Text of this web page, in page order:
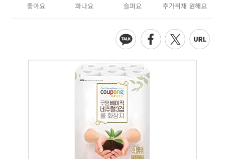
좋아요 화나요 슬퍼요 추가취재 원해요